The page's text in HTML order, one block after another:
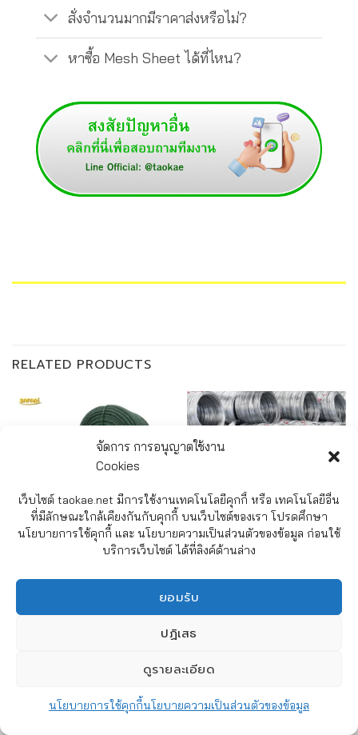
จัดการ การอนุญาตใช้งาน
Cookies
เว็บไซต์ taokae.net มีการใช้งานเทคโนโลยีคุกกี้ หรือ เทคโนโลยีอื่น
ที่มีลักษณะใกล้เคียงกันกับคุกกี้ บนเว็บไซต์ของเรา โปรดศึกษา
นโยบายการใช้คุกกี้ และ นโยบายความเป็นส่วนตัวของข้อมูล ก่อนใช้
บริการเว็บไซต์ ได้ที่ลิงค์ด้านล่าง
ยอมรับ
ปฏิเสธ
ดูรายละเอียด
นโยบายการใช้คุกกี้นโยบายความเป็นส่วนตัวของข้อมูล
สั่งจำนวนมากมีราคาส่งหรือไม่?
หาซื้อ Mesh Sheet ได้ที่ไหน?
RELATED PRODUCTS
ศูนย์บริการลูกค้า TAOKAE.NET
และอุปกรณ์ทำความสะอาด ครบวงจร
หน้าร้านและโกดังสินค้า เปิดบริการ
วันจันทร์ - วันเสาร์